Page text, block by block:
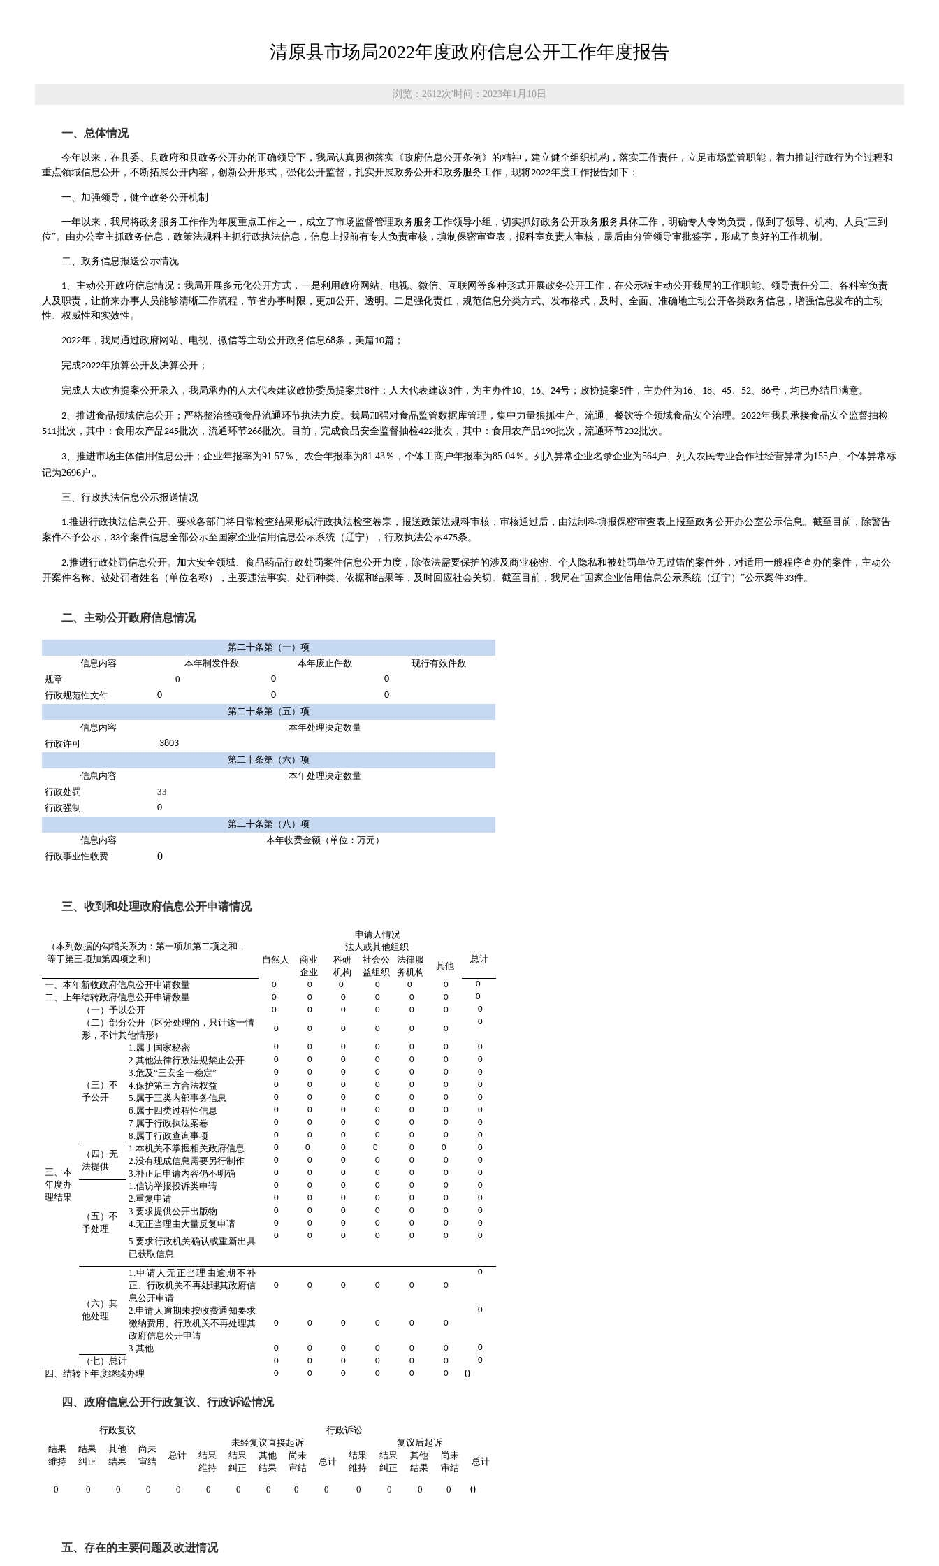
清原县市场局2022年度政府信息公开工作年度报告
浏览：2612次'时间：2023年1月10日
一、总体情况
今年以来， 在县委、县政府和县政务公开办的正确领导下，我局认真贯彻落实《政府信息公开条例》的精神，建立健全组织机构，落实工作责任，立足市场监管职能，着力推进行政行为全过程和
重点领域信息公开，不断拓展公开内容，创新公开形式，强化公开监督，扎实开展政务公开和政务服务工作，现将2022年度工作报告如下：
一、加强领导，健全政务公开机制
一年以来，我局将政务服务工作作为年度重点工作之一，成立了市场监督管理政务服务工作领导小组，切实抓好政务公开政务服务具体工作，明确专人专岗负责，做到了领导、机构、人员“三到
位”。由办公室主抓政务信息，政策法规科主抓行政执法信息，信息上报前有专人负责审核，填制保密审查表，报科室负责人审核，最后由分管领导审批签字，形成了良好的工作机制。
二、政务信息报送公示情况
1、主动公开政府信息情况：我局开展多元化公开方式，一是利用政府网站、电视、微信、互联网等多种形式开展政务公开工作，在公示板主动公开我局的工作职能、领导责任分工、各科室负责
人及职责，让前来办事人员能够清晰工作流程，节省办事时限，更加公开、透明。二是强化责任，规范信息分类方式、发布格式，及时、全面、准确地主动公开各类政务信息，增强信息发布的主动
性、权威性和实效性。
2022年，我局通过政府网站、电视、微信等主动公开政务信息68条，美篇10篇；
完成2022年预算公开及决算公开；
完成人大政协提案公开录入， 我局承办的人大代表建议政协委员提案共8件：人大代表建议3件，为主办件10、 16、 24号；政协提案5件，主办件为16、 18、 45、 52、 86号，均已办结且满意。
2、推进食品领域信息公开；严格整治整顿食品流通环节执法力度。我局加强对食品监管数据库管理，集中力量狠抓生产、流通、餐饮等全领域食品安全治理。 2022年我县承接食品安全监督抽检
511批次，其中：食用农产品245批次，流通环节266批次。目前，完成食品安全监督抽检422批次，其中：食用农产品190批次，流通环节232批次。
3、推进市场主体信用信息公开； 企业年报率为91.57％、农合年报率为81.43％，个体工商户年报率为85.04％。列入异常企业名录企业为564户、列入农民专业合作社经营异常为155户、个体异常标
记为2696户 。
三、行政执法信息公示报送情况
1.推进行政执法信息公开。要求各部门将日常检查结果形成行政执法检查卷宗，报送政策法规科审核，审核通过后，由法制科填报保密审查表上报至政务公开办公室公示信息。截至目前 ， 除警告
案件不予公示， 33个案件信息全部公示至国家企业信用信息公示系统（辽宁） ， 行政执法公示475条。
2.推进行政处罚信息公开。加大安全领域、食品药品行政处罚案件信息公开力度，除依法需要保护的涉及商业秘密、个人隐私和被处罚单位无过错的案件外，对适用一般程序查办的案件，主动公
开案件名称、被处罚者姓名（单位名称），主要违法事实、处罚种类、依据和结果等，及时回应社会关切。截至目前，我局在“国家企业信用信息公示系统（辽宁）”公示案件33件。
二、主动公开政府信息情况
第二十条第（一）项
信息内容
本年制发件数 本年废止件数 现行有效件数
规章
0 0
0
行政规范性文件
0 0
0
第二十条第（五）项
信息内容
本年处理决定数量
行政许可
3803
第二十条第（六）项
信息内容
本年处理决定数量
行政处罚
33
行政强制
0
第二十条第（八）项
信息内容
本年收费金额（单位：万元）
行政事业性收费
0
三、收到和处理政府信息公开申请情况
（本列数据的勾稽关系为：第一项加第二项之和，
等于第三项加第四项之和）
申请人情况
自然人
法人或其他组织
总计
商业
企业
科研
机构
社会公
益组织
法律服
务机构
其他
一、本年新收政府信息公开申请数量
0 0 0 0 0 0 0
二、上年结转政府信息公开申请数量 0 0 0 0 0 0 0
三、本
年度办
理结果
（一）予以公开 0 0 0 0 0 0 0
（二）部分公开 （区分处理的，只计这一情
形，不计其他情形）
0 0 0 0 0 0
0
（三）不
予公开
1.属于国家秘密 0 0 0 0 0 0 0
2.其他法律行政法规禁止公开 0 0 0 0 0 0 0
3.危及“三安全一稳定” 0 0 0 0 0 0 0
4.保护第三方合法权益 0 0 0 0 0 0 0
5.属于三类内部事务信息 0 0 0 0 0 0 0
6.属于四类过程性信息 0 0 0 0 0 0 0
7.属于行政执法案卷 0 0 0 0 0 0 0
8.属于行政查询事项 0 0 0 0 0 0 0
（四）无
法提供
1.本机关不掌握相关政府信息 0 0 0 0 0 0 0
2.没有现成信息需要另行制作 0 0 0 0 0 0 0
3.补正后申请内容仍不明确 0 0 0 0 0 0 0
（五）不
予处理
1.信访举报投诉类申请 0 0 0 0 0 0 0
2.重复申请 0 0 0 0 0 0 0
3.要求提供公开出版物 0 0 0 0 0 0 0
4.无正当理由大量反复申请 0 0 0 0 0 0 0
5.要求行政机关确认或重新出具
已获取信息
0 0 0 0 0 0 0
（六）其
他处理
1.申请人无正当理由逾期不补
正、行政机关不再处理其政府信
息公开申请
0 0 0 0 0 0
0
2.申请人逾期未按收费通知要求
缴纳费用、行政机关不再处理其
政府信息公开申请
0 0 0 0 0 0
0
3.其他 0 0 0 0 0 0 0
（七）总计 0 0 0 0 0 0 0
四、结转下年度继续办理 0 0 0 0 0 0 0
四、政府信息公开行政复议、行政诉讼情况
行政复议
行政诉讼
结果
维持
结果
纠正
其他
结果
尚未
审结
总计
未经复议直接起诉
复议后起诉
结果
维持
结果
纠正
其他
结果
尚未
审结
总计
结果
维持
结果
纠正
其他
结果
尚未
审结
总计
0 0 0 0 0 0 0 0 0 0 0 0 0 0 0
五、存在的主要问题及改进情况